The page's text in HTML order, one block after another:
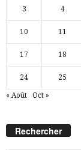
3 4
10 11
17 18
24 25
« Août Oct »
Rechercher